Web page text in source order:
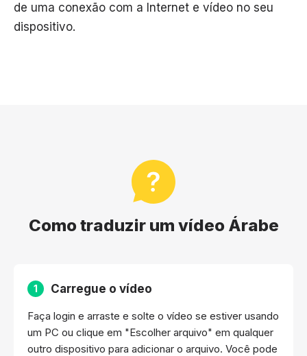
de uma conexão com a Internet e vídeo no seu
dispositivo.
Como traduzir um vídeo Árabe
1 Carregue o vídeo
Faça login e arraste e solte o vídeo se estiver usando
um PC ou clique em "Escolher arquivo" em qualquer
outro dispositivo para adicionar o arquivo. Você pode